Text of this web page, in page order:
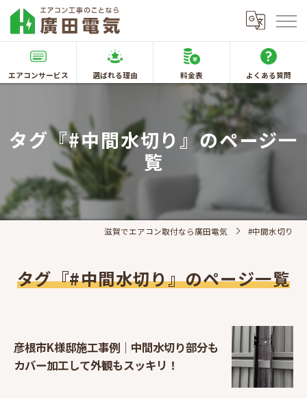
エアコンサービス 選ばれる理由 料金表 よくある質問
タグ『#中間水切り』のページ一
覧
滋賀でエアコン取付なら廣田電気 #中間水切り
タグ『#中間水切り』のページ一覧
彦根市K様邸施工事例｜中間水切り部分も
カバー加工して外観もスッキリ！